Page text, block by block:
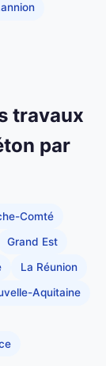
travaux
par
Comté
Grand Est
La Réunion
Aquitaine